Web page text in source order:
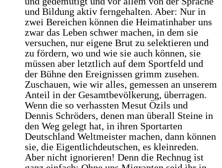
und Bildung aktiv ferngehalten. Aber: Nur in
zwei Bereichen können die Heimatinhaber uns
zwar das Leben schwer machen, in dem sie
versuchen, nur eigene Brut zu selektieren und
zu fördern, wo und wie sie auch können, sie
müssen aber letztlich auf dem Sportfeld und
der Bühne den Ereignissen grimm zusehen.
Zuschauen, wie wir alles, gemessen an unserem
Anteil in der Gesamtbevölkerung, überragen.
Wenn die so verhassten Mesut Özils und
Dennis Schröders, denen man überall Steine in
den Weg gelegt hat, in ihren Sportarten
Deutschland Weltmeister machen, dann können
sie, die Eigentlichdeutschen, es kleinreden.
Aber nicht ignorieren! Denn die Rechnug ist